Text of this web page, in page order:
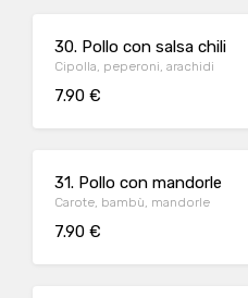
30. Pollo con salsa chili
Cipolla, peperoni, arachidi
7.90 €
31. Pollo con mandorle
Carote, bambù, mandorle
7.90 €